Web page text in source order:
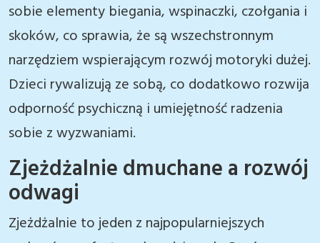
sobie elementy biegania, wspinaczki, czołgania i
skoków, co sprawia, że są wszechstronnym
narzędziem wspierającym rozwój motoryki dużej.
Dzieci rywalizują ze sobą, co dodatkowo rozwija
odporność psychiczną i umiejętność radzenia
sobie z wyzwaniami.
Zjeżdżalnie dmuchane a rozwój
odwagi
Zjeżdżalnie to jeden z najpopularniejszych